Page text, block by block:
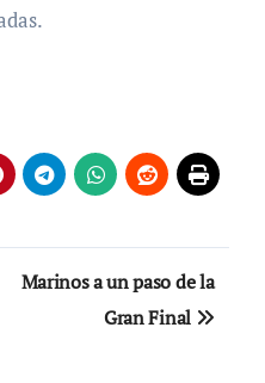
Marinos a un paso de la
Gran Final